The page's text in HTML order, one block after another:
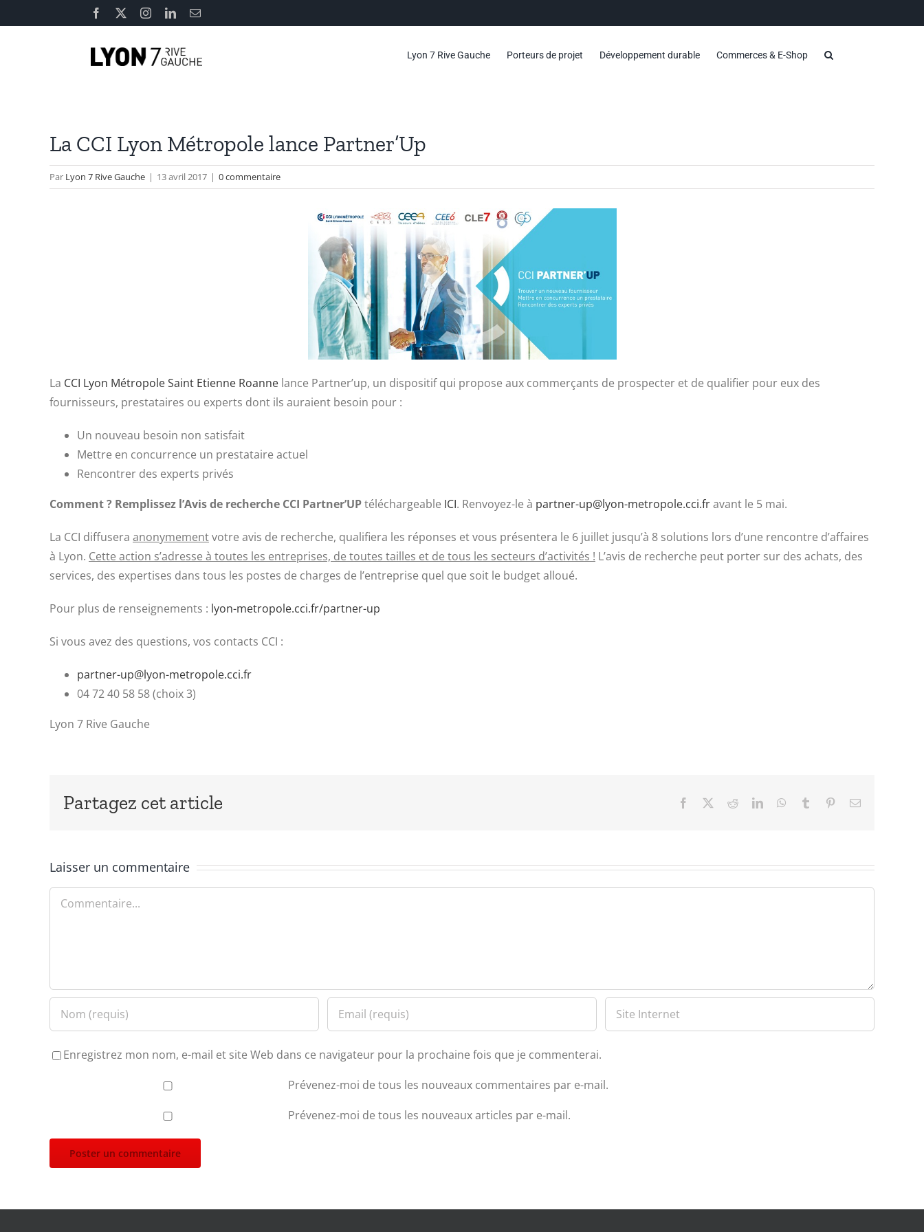
au
Facebook InstagramLinkedInEmail
Lyon 7 Rive Gauche Porteurs de projet Développement durable Commerces & E-Shop
La CCI Lyon Métropole lance Partner’Up
Par Lyon 7 Rive Gauche | 13 avril 2017 | 0 commentaire
La CCI Lyon Métropole Saint Etienne Roanne lance Partner’up, un dispositif qui propose aux commerçants de prospecter et de qualifier pour eux des
fournisseurs, prestataires ou experts dont ils auraient besoin pour :
Un nouveau besoin non satisfait
Mettre en concurrence un prestataire actuel
Rencontrer des experts privés
Comment ? Remplissez l’Avis de recherche CCI Partner’UPtéléchargeable ICI. Renvoyez-le à partner-up@lyon-metropole.cci.fravant le 5 mai.
La CCI diffusera anonymementvotre avis de recherche, qualifiera les réponses et vous présentera le 6 juillet jusqu’à 8 solutions lors d’une rencontre d’affaires
à Lyon. Cette action s’adresse à toutes les entreprises, de toutes tailles et de tous les secteurs d’activités ! L’avis de recherche peut porter sur des achats, des
services, des expertises dans tous les postes de charges de l’entreprise quel que soit le budget alloué.
Pour plus de renseignements : lyon-metropole.cci.fr/partner-up
Si vous avez des questions, vos contacts CCI :
partner-up@lyon-metropole.cci.fr
04 72 40 58 58 (choix 3)
Lyon 7 Rive Gauche
Partagez cet article Facebook RedditLinkedInWhatsApp
Tumblr PinterestEmail
Laisser un commentaire
Commentaire
Enregistrez mon nom, e-mail et site Web dans ce navigateur pour la prochaine fois que je commenterai.
Prévenez-moi de tous les nouveaux commentaires par e-mail.
Prévenez-moi de tous les nouveaux articles par e-mail.